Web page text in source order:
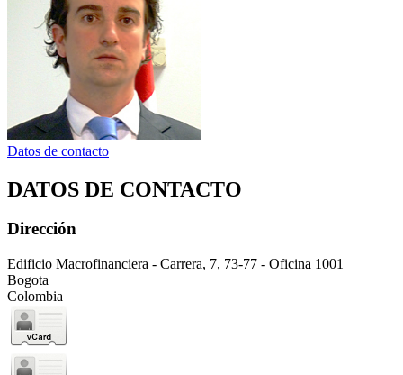
Datos de contacto
DATOS DE CONTACTO
Dirección
Edificio Macrofinanciera - Carrera, 7, 73-77 - Oficina 1001
Bogota
Colombia